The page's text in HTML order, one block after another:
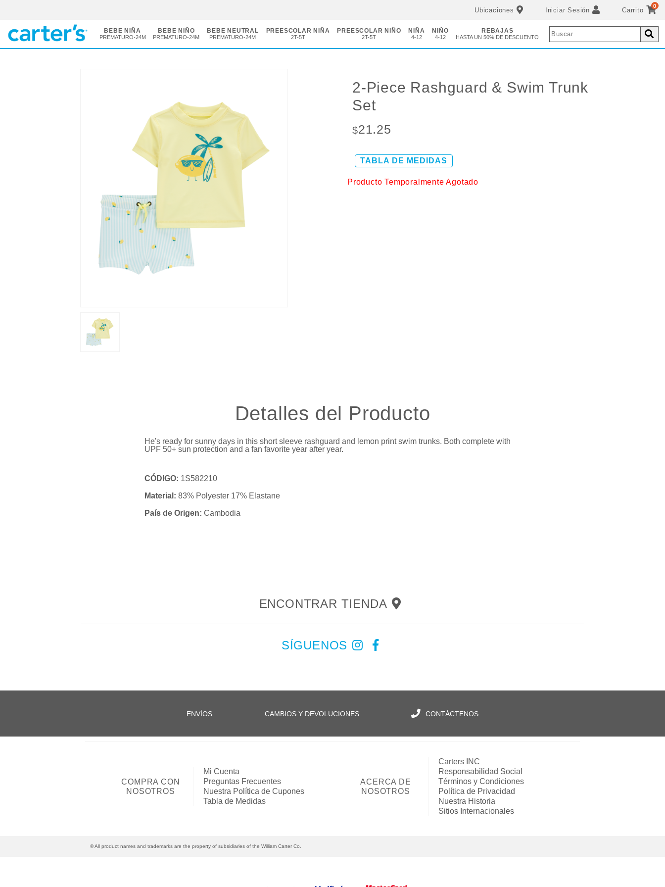
Ubicaciones Iniciar Sesión Carrito
0
BEBE NIÑA
PREMATURO-24M
BEBE NIÑO
PREMATURO-24M
BEBE NEUTRAL
PREMATURO-24M
PREESCOLAR NIÑA
2T-5T
PREESCOLAR NIÑO
2T-5T
NIÑA
4-12
NIÑO
4-12
REBAJAS
HASTA UN 50% DE DESCUENTO
2-Piece Rashguard & Swim Trunk
Set
$21.25
TABLA DE MEDIDAS
Producto Temporalmente Agotado
Detalles del Producto
He's ready for sunny days in this short sleeve rashguard and lemon print swim trunks. Both complete with
UPF 50+ sun protection and a fan favorite year after year.
CÓDIGO: 1S582210
Material: 83% Polyester 17% Elastane
País de Origen: Cambodia
ENCONTRAR TIENDA
SÍGUENOS
ENVÍOS CAMBIOS Y DEVOLUCIONES CONTÁCTENOS
COMPRA CON
NOSOTROS
Mi Cuenta
Preguntas Frecuentes
Nuestra Política de Cupones
Tabla de Medidas
ACERCA DE
NOSOTROS
Carters INC
Responsabilidad Social
Términos y Condiciones
Política de Privacidad
Nuestra Historia
Sitios Internacionales
© All product names and trademarks are the property of subsidiaries of the William Carter Co.